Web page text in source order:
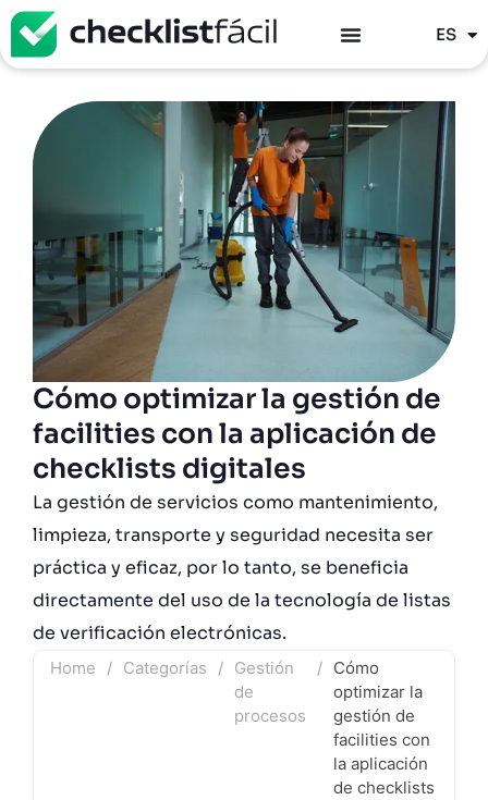
ES
EN
Cómo optimizar la gestión de
facilities con la aplicación de
checklists digitales
La gestión de servicios como mantenimiento,
limpieza, transporte y seguridad necesita ser
práctica y eficaz, por lo tanto, se beneficia
directamente del uso de la tecnología de listas
de verificación electrónicas.
Home / Categorías / Gestión
de
procesos
/ Cómo
optimizar la
gestión de
facilities con
la aplicación
de checklists